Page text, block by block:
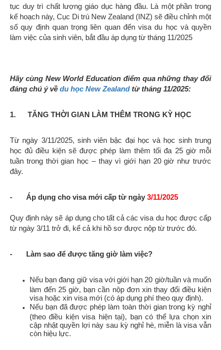
tục duy trì chất lượng giáo dục hàng đầu. Là một phần trong
kế hoạch này, Cục Di trú New Zealand (INZ) sẽ điều chỉnh một
số quy định quan trọng liên quan đến visa du học và quyền
làm việc của sinh viên, bắt đầu áp dụng từ tháng 11/2025
Hãy cùng New World Education điểm qua những thay đổi
đáng chú ý về du học New Zealandtừ tháng 11/2025:
1. TĂNG THỜI GIAN LÀM THÊM TRONG KỲ HỌC
Từ ngày 3/11/2025, sinh viên bậc đại học và học sinh trung
học đủ điều kiện sẽ được phép làm thêm tối đa 25 giờ mỗi
tuần trong thời gian học – thay vì giới hạn 20 giờ như trước
đây.
- Áp dụng cho visa mới cấp từ ngày 3/11/2025
Quy định này sẽ áp dụng cho tất cả các visa du học được cấp
từ ngày 3/11 trở đi, kể cả khi hồ sơ được nộp từ trước đó.
- Làm sao để được tăng giờ làm việc?
Nếu bạn đang giữ visa với giới hạn 20 giờ/tuần và muốn
làm đến 25 giờ, bạn cần nộp đơn xin thay đổi điều kiện
visa hoặc xin visa mới (có áp dụng phí theo quy định).
Nếu bạn đã được phép làm toàn thời gian trong kỳ nghỉ
(theo điều kiện visa hiện tại), bạn có thể lựa chọn xin
cập nhật quyền lợi này sau kỳ nghỉ hè, miễn là visa vẫn
còn hiệu lực.